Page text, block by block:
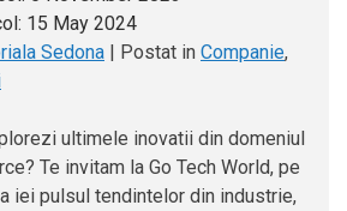
15 May 2024
Sedona | Postat in Companie,
ultimele inovatii din domeniul
Te invitam la Go Tech World, pe
iei pulsul tendintelor din industrie,